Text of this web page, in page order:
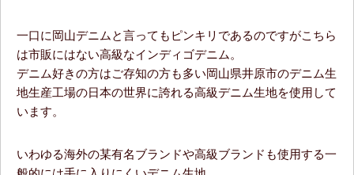
一口に岡山デニムと言ってもピンキリであるのですがこちら
は市販にはない高級なインディゴデニム。
デニム好きの方はご存知の方も多い岡山県井原市のデニム生
地生産工場の日本の世界に誇れる高級デニム生地を使用して
います。
いわゆる海外の某有名ブランドや高級ブランドも使用する一